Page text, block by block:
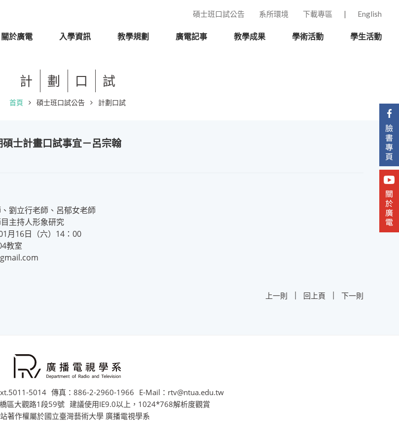
碩士班口試公告 系所環境 下載專區 English
關於廣電 入學資訊 教學規劃 廣電記事 教學成果 學術活動 學生活動
計 劃 口 試
首頁 碩士班口試公告 計劃口試
士計畫口試事宜－呂宗翰
劉立行老師、呂郁女老師
主持人形象研究
月16日（六）14：00
教室
上一則 | 回上頁 | 下一則
5014 傳真：886-2-2960-1966 E-Mail：rtv@ntua.edu.tw
區大觀路1段59號 建議使用IE9.0以上，1024*768解析度觀賞
著作權屬於國立臺灣藝術大學 廣播電視學系